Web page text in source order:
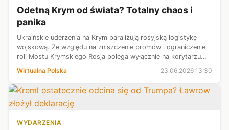
Odetną Krym od świata? Totalny chaos i
panika
Ukraińskie uderzenia na Krym paraliżują rosyjską logistykę
wojskową. Ze względu na zniszczenie promów i ograniczenie
roli Mostu Krymskiego Rosja polega wyłącznie na korytarzu
Według ekspertó...
Wirtualna Polska 23.06.2026 13:30
WYDARZENIA